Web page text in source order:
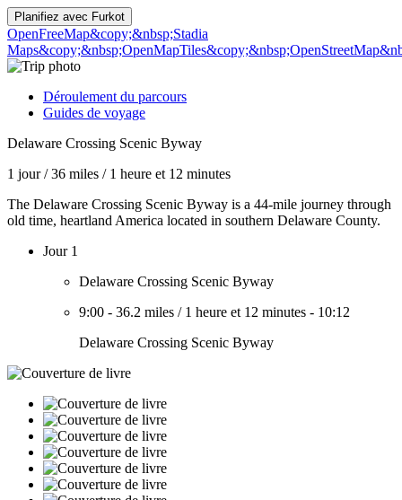
Planifiez avec Furkot
OpenFreeMap&copy;&nbsp;Stadia
Maps&copy;&nbsp;OpenMapTiles
Déroulement du parcours
Guides de voyage
Delaware Crossing Scenic Byway
1 jour/36 miles / 1 heure et 12 minutes
The Delaware Crossing Scenic Byway is a 44-mile journey through
old time, heartland America located in southern Delaware County.
Jour 1
Delaware Crossing Scenic Byway
9:00 - 36.2 miles / 1 heure et 12 minutes - 10:12
Delaware Crossing Scenic Byway